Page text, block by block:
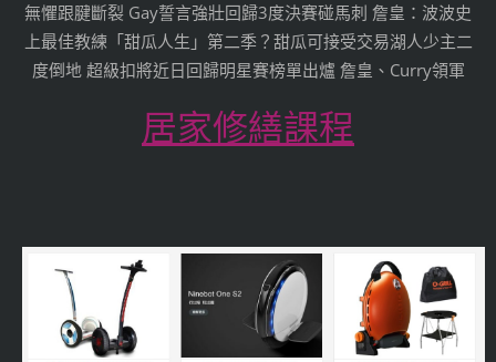
無懼跟腱斷裂 Gay誓言強壯回歸3度決賽碰馬刺 詹皇：波波史
上最佳教練「甜瓜人生」第二季？甜瓜可接受交易湖人少主二
度倒地 超級扣將近日回歸明星賽榜單出爐 詹皇、Curry領軍
居家修繕課程